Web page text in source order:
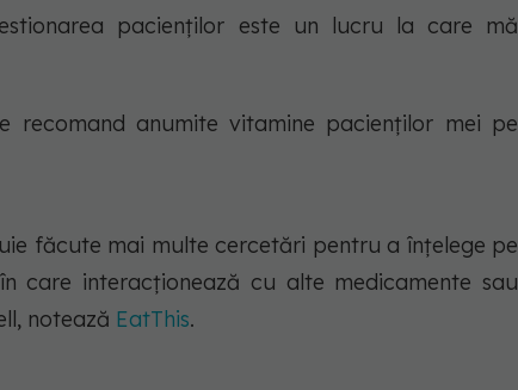
pacienților este un lucru la care mă
recomand anumite vitamine pacienților mei pe
făcute mai multe cercetări pentru a înțelege pe
care interacționează cu alte medicamente sau
notează EatThis.